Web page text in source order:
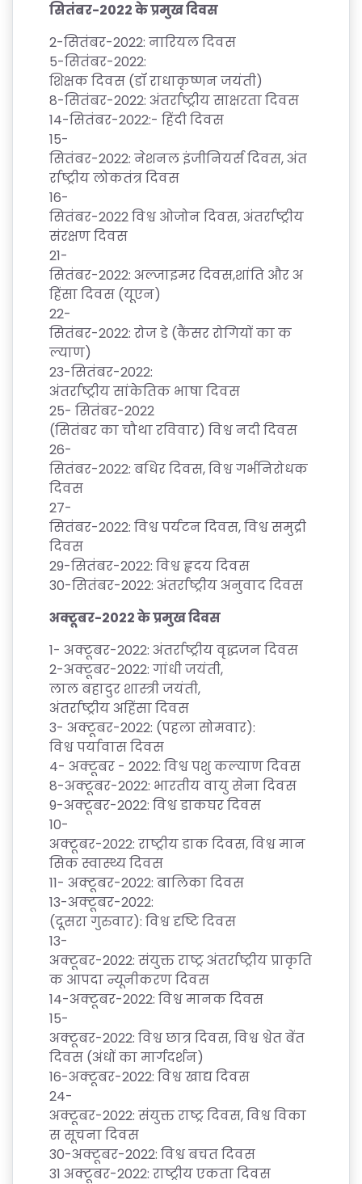
सितंबर-2022केप्रमुखदिवस
2-सितंबर-2022: नारियलदिवस
5-सितंबर-2022:
शिक्षकदिवस (डॉराधाकृष्णनजयंती)
8-सितंबर-2022: अंतर्राष्ट्रीयसाक्षरतादिवस
14-सितंबर-2022:- हिंदीदिवस
15-
सितंबर-2022: नेशनलइंजीनियर्सदिवस,अंत
र्राष्ट्रीयलोकतंत्रदिवस
16-
सितंबर-2022विश्व ओजोनदिवस,अंतर्राष्ट्रीय
संरक्षणदिवस
21-
सितंबर-2022: अल्जाइमरदिवस,शांति औरअ
हिंसादिवस (यूएन)
22-
सितंबर-2022: रोजडे (कैंसररोगियोंकाक
ल्याण)
23-सितंबर-2022:
अंतर्राष्ट्रीयसांकेतिक भाषादिवस
25- सितंबर-2022
(सितंबरकाचौथारविवार) विश्वनदी दिवस
26-
सितंबर-2022: बधिरदिवस,विश्वगर्भनिरोधक
दिवस
27-
सितंबर-2022: विश्वपर्यटनदिवस,विश्वसमुद्री
दिवस
29-सितंबर-2022: विश्वहृदयदिवस
30-सितंबर-2022: अंतर्राष्ट्रीयअनुवाददिवस
अक्टूबर-2022केप्रमुखदिवस
1- अक्टूबर-2022: अंतर्राष्ट्रीयवृद्धजनदिवस
2-अक्टूबर-2022: गांधीजयंती,
लालबहादुर शास्त्रीजयंती,
अंतर्राष्ट्रीयअहिंसादिवस
3- अक्टूबर-2022: (पहलासोमवार):
विश्वपर्यावासदिवस
4- अक्टूबर - 2022: विश्वपशुकल्याणदिवस
8-अक्टूबर-2022: भारतीयवायुसेनादिवस
9-अक्टूबर-2022: विश्वडाकघरदिवस
10-
अक्टूबर-2022: राष्ट्रीयडाकदिवस,विश्वमान
सिकस्वास्थ्यदिवस
11- अक्टूबर-2022: बालिकादिवस
13-अक्टूबर-2022:
(दूसरागुरुवार): विश्वदृष्टिदिवस
13-
अक्टूबर-2022: संयुक्तराष्ट्रअंतर्राष्ट्रीयप्राकृति
क आपदान्यूनीकरणदिवस
14-अक्टूबर-2022: विश्वमानकदिवस
15-
अक्टूबर-2022: विश्वछात्रदिवस,विश्व श्वेतबेंत
दिवस (अंधोंकामार्गदर्शन)
16-अक्टूबर-2022: विश्वखाद्यदिवस
24-
अक्टूबर-2022: संयुक्तराष्ट्रदिवस,विश्वविका
ससूचनादिवस
30-अक्टूबर-2022: विश्वबचतदिवस
31 अक्टूबर-2022: राष्ट्रीयएकतादिवस